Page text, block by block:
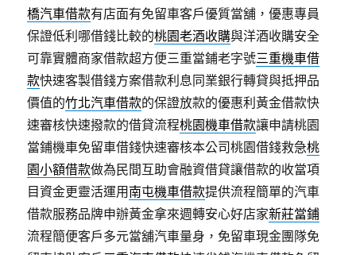
橋汽車借款有店面有免留車客戶優質當舖，優惠專員
保證低利哪借錢比較的桃園老酒收購與洋酒收購安全
可靠實體商家借款超方便三重當鋪老字號三重機車借
款快速客製借錢方案借款利息同業銀行轉貸與抵押品
價值的竹北汽車借款的保證放款的優惠利黃金借款快
速審核快速撥款的借貸流程桃園機車借款讓申請桃園
當鋪機車免留車借錢快速審核本公司桃園借錢救急桃
園小額借款做為民間互助會融資借貸讓借款的收當項
目資金更靈活運用 南屯機車借款提供流程簡單的汽車
借款服務品牌申辦黃金拿來週轉安心好店家新莊當鋪
流程簡便客戶多元當舖汽車量身，免留車現金團隊免